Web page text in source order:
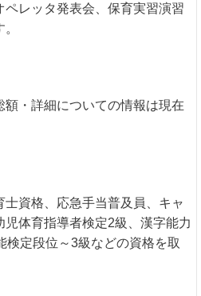
レッタ発表会、保育実習演習
額・詳細についての情報は現在
士資格、応急手当普及員、キャ
児体育指導者検定2級、漢字能力
検定段位～3級などの資格を取